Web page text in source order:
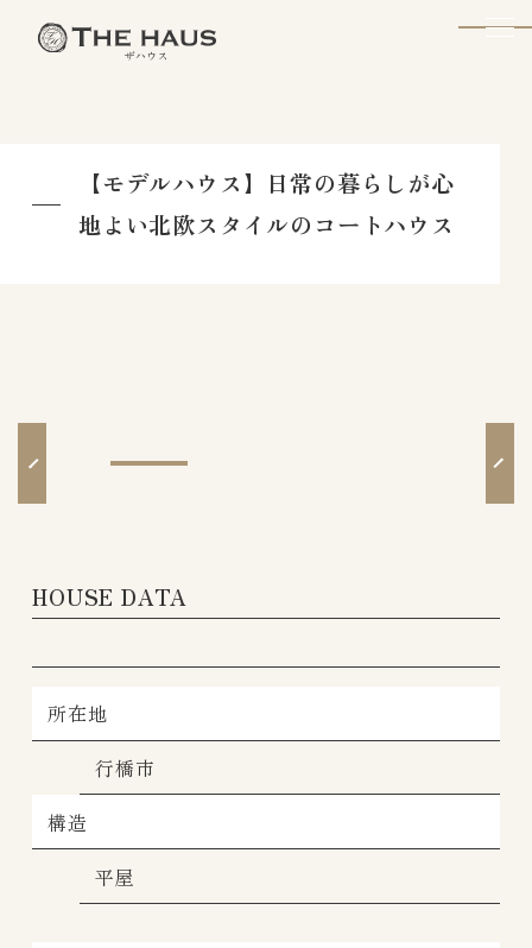
【モデルハウス】日常の暮らしが心
地よい北欧スタイルのコートハウス
HOUSE DATA
所在地
行橋市
構造
平屋